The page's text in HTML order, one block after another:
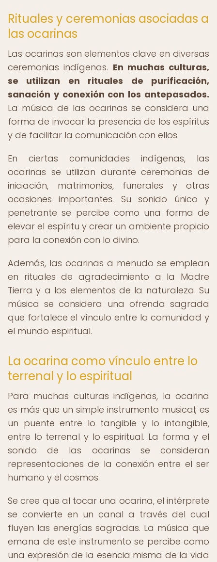
Rituales y ceremonias asociadas a
las ocarinas
Las ocarinas son elementos clave en diversas
ceremonias indígenas. En muchas culturas,
se utilizan en rituales de purificación,
sanación y conexión con los antepasados.
La música de las ocarinas se considera una
forma de invocar la presencia de los espíritus
y de facilitar la comunicación con ellos.
En ciertas comunidades indígenas, las
ocarinas se utilizan durante ceremonias de
iniciación, matrimonios, funerales y otras
ocasiones importantes. Su sonido único y
penetrante se percibe como una forma de
elevar el espíritu y crear un ambiente propicio
para la conexión con lo divino.
Además, las ocarinas a menudo se emplean
en rituales de agradecimiento a la Madre
Tierra y a los elementos de la naturaleza. Su
música se considera una ofrenda sagrada
que fortalece el vínculo entre la comunidad y
el mundo espiritual.
La ocarina como vínculo entre lo
terrenal y lo espiritual
Para muchas culturas indígenas, la ocarina
es más que un simple instrumento musical; es
un puente entre lo tangible y lo intangible,
entre lo terrenal y lo espiritual. La forma y el
sonido de las ocarinas se consideran
representaciones de la conexión entre el ser
humano y el cosmos.
Se cree que al tocar una ocarina, el intérprete
se convierte en un canal a través del cual
fluyen las energías sagradas. La música que
emana de este instrumento se percibe como
una expresión de la esencia misma de la vida